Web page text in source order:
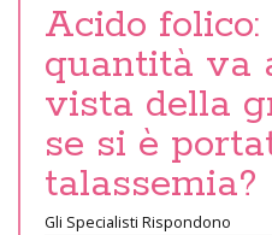
Acido
quantità va
vista della
se si è
talassemia?
Gli Specialisti Rispondono